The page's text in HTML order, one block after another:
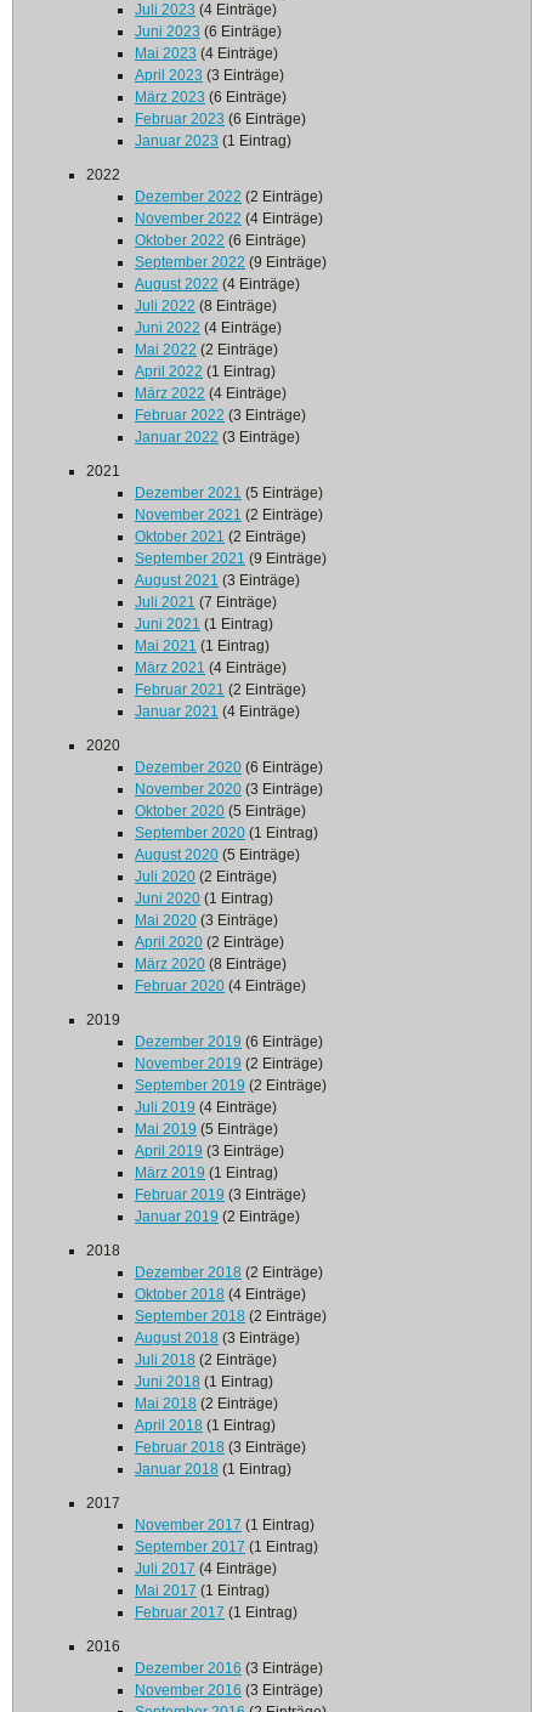
Juli 2023 (4 Einträge)
Juni 2023 (6 Einträge)
Mai 2023 (4 Einträge)
April 2023 (3 Einträge)
März 2023 (6 Einträge)
Februar 2023 (6 Einträge)
Januar 2023 (1 Eintrag)
2022
Dezember 2022 (2 Einträge)
November 2022 (4 Einträge)
Oktober 2022 (6 Einträge)
September 2022 (9 Einträge)
August 2022 (4 Einträge)
Juli 2022 (8 Einträge)
Juni 2022 (4 Einträge)
Mai 2022 (2 Einträge)
April 2022 (1 Eintrag)
März 2022 (4 Einträge)
Februar 2022 (3 Einträge)
Januar 2022 (3 Einträge)
2021
Dezember 2021 (5 Einträge)
November 2021 (2 Einträge)
Oktober 2021 (2 Einträge)
September 2021 (9 Einträge)
August 2021 (3 Einträge)
Juli 2021 (7 Einträge)
Juni 2021 (1 Eintrag)
Mai 2021 (1 Eintrag)
März 2021 (4 Einträge)
Februar 2021 (2 Einträge)
Januar 2021 (4 Einträge)
2020
Dezember 2020 (6 Einträge)
November 2020 (3 Einträge)
Oktober 2020 (5 Einträge)
September 2020 (1 Eintrag)
August 2020 (5 Einträge)
Juli 2020 (2 Einträge)
Juni 2020 (1 Eintrag)
Mai 2020 (3 Einträge)
April 2020 (2 Einträge)
März 2020 (8 Einträge)
Februar 2020 (4 Einträge)
2019
Dezember 2019 (6 Einträge)
November 2019 (2 Einträge)
September 2019 (2 Einträge)
Juli 2019 (4 Einträge)
Mai 2019 (5 Einträge)
April 2019 (3 Einträge)
März 2019 (1 Eintrag)
Februar 2019 (3 Einträge)
Januar 2019 (2 Einträge)
2018
Dezember 2018 (2 Einträge)
Oktober 2018 (4 Einträge)
September 2018 (2 Einträge)
August 2018 (3 Einträge)
Juli 2018 (2 Einträge)
Juni 2018 (1 Eintrag)
Mai 2018 (2 Einträge)
April 2018 (1 Eintrag)
Februar 2018 (3 Einträge)
Januar 2018 (1 Eintrag)
2017
November 2017 (1 Eintrag)
September 2017 (1 Eintrag)
Juli 2017 (4 Einträge)
Mai 2017 (1 Eintrag)
Februar 2017 (1 Eintrag)
2016
Dezember 2016 (3 Einträge)
November 2016 (3 Einträge)